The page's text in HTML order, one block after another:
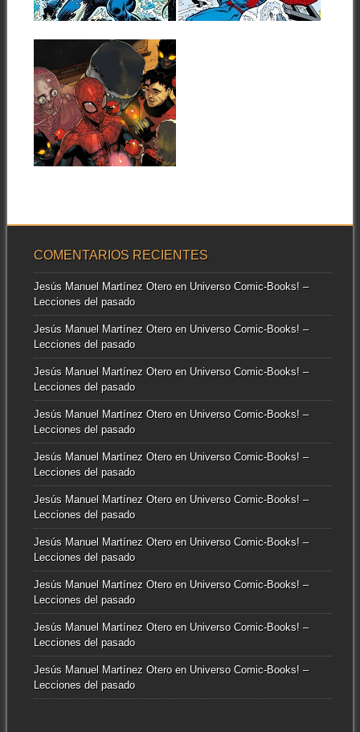
1978)
de The Amazing Spider-Man
ponía colofón a...
▶
A principios de los 70
▶
SPIDER-MAN &
THE X-MEN #1
LLEVA AL
TREPAMUROS AL
AULA EN
DICIEMBRE
Este mes de diciembre, el
▶
COMENTARIOS RECIENTES
Jesús Manuel Martínez Oteroen Universo Comic-Books! –
Lecciones del pasado
Jesús Manuel Martínez Oteroen Universo Comic-Books! –
Lecciones del pasado
Jesús Manuel Martínez Oteroen Universo Comic-Books! –
Lecciones del pasado
Jesús Manuel Martínez Oteroen Universo Comic-Books! –
Lecciones del pasado
Jesús Manuel Martínez Oteroen Universo Comic-Books! –
Lecciones del pasado
Jesús Manuel Martínez Oteroen Universo Comic-Books! –
Lecciones del pasado
Jesús Manuel Martínez Oteroen Universo Comic-Books! –
Lecciones del pasado
Jesús Manuel Martínez Oteroen Universo Comic-Books! –
Lecciones del pasado
Jesús Manuel Martínez Oteroen Universo Comic-Books! –
Lecciones del pasado
Jesús Manuel Martínez Oteroen Universo Comic-Books! –
Lecciones del pasado